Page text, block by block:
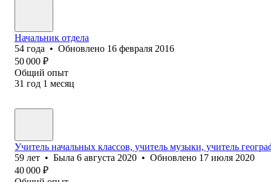
Начальник отдела
54 года • Обновлено 16 февраля 2016
50 000 ₽
Общий опыт
31 год 1 месяц
Учитель начальных классов, учитель музыки, учитель
59 лет • Была 6 августа 2020 • Обновлено 17 июля 2020
40 000 ₽